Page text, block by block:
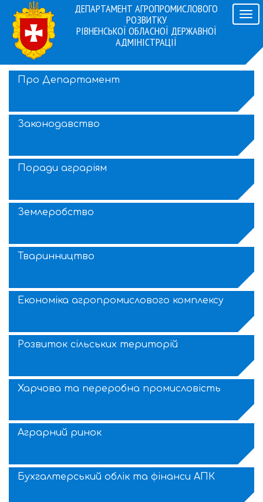
ДЕПАРТАМЕНТ АГРОПРОМИСЛОВОГО
РОЗВИТКУ
РІВНЕНСЬКОЇ ОБЛАСНОЇ ДЕРЖАВНОЇ
АДМІНІСТРАЦІЇ
Про Департамент
Законодавство
Поради аграріям
Землеробство
Тваринництво
Економіка агропромислового комплексу
Розвиток сільських територій
Харчова та переробна промисловість
Аграрний ринок
Бухгалтерський облік та фінанси АПК